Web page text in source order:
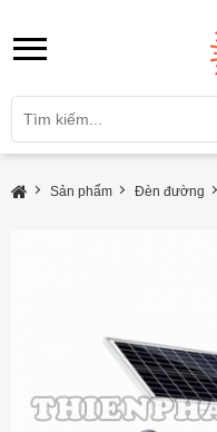
Sản phẩm Đèn đường